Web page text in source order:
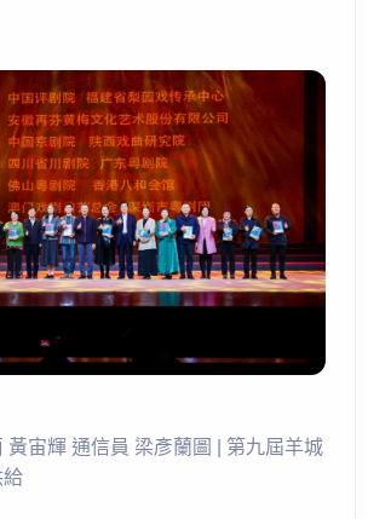
黃宙輝 通信員 梁彥蘭圖 | 第九屆羊城